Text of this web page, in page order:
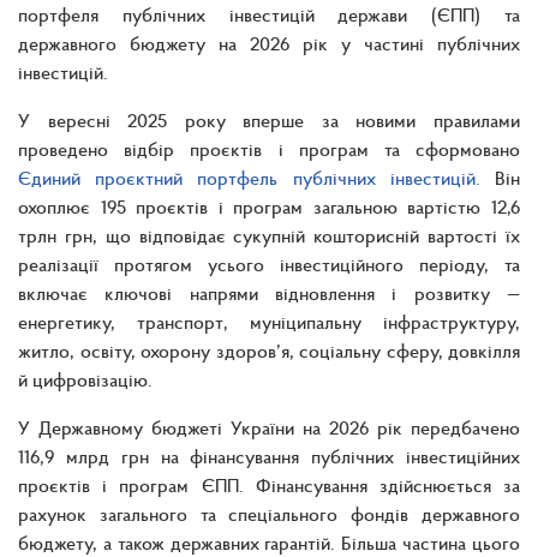
портфеля публічних інвестицій держави (ЄПП) та
державного бюджету на 2026 рік у частині публічних
інвестицій.
У вересні 2025 року вперше за новими правилами
проведено відбір проєктів і програм та сформовано
Єдиний проєктний портфель публічних інвестицій.
Він
охоплює 195 проєктів і програм загальною вартістю 12,6
трлн грн, що відповідає сукупній кошторисній вартості їх
реалізації протягом усього інвестиційного періоду, та
включає ключові напрями відновлення і розвитку —
енергетику, транспорт, муніципальну інфраструктуру,
житло, освіту, охорону здоров’я, соціальну сферу, довкілля
й цифровізацію.
У Державному бюджеті України на 2026 рік передбачено
116,9 млрд грн на фінансування публічних інвестиційних
проєктів і програм ЄПП. Фінансування здійснюється за
рахунок загального та спеціального фондів державного
бюджету, а також державних гарантій. Більша частина цього